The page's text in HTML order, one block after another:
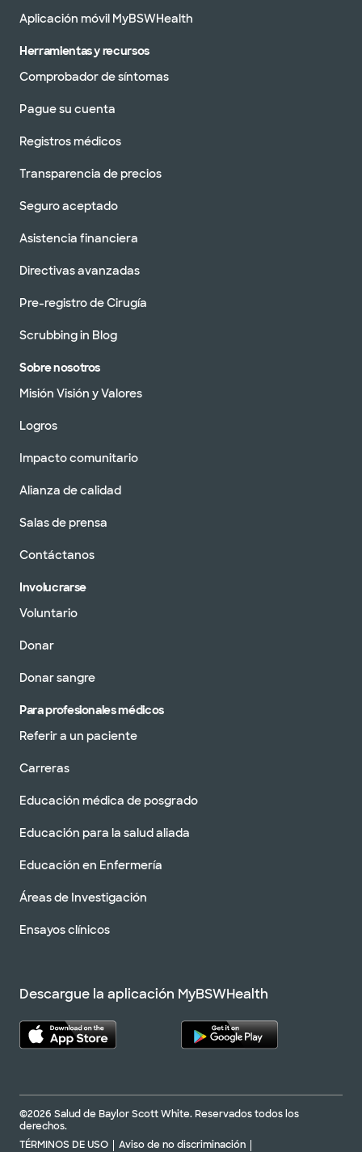
Aplicación móvil MyBSWHealth
Herramientas y recursos
Comprobador de síntomas
Pague su cuenta
Registros médicos
Transparencia de precios
Seguro aceptado
Asistencia financiera
Directivas avanzadas
Pre-registro de Cirugía
Scrubbing in Blog
Sobre nosotros
Misión Visión y Valores
Logros
Impacto comunitario
Alianza de calidad
Salas de prensa
Contáctanos
Involucrarse
Voluntario
Donar
Donar sangre
Para profesionales médicos
Referir a un paciente
Carreras
Educación médica de posgrado
Educación para la salud aliada
Educación en Enfermería
Áreas de Investigación
Ensayos clínicos
Descargue la aplicación MyBSWHealth
©2026 Salud de Baylor Scott White. Reservados todos los
derechos.
TÉRMINOS DE USO
Aviso de no discriminación